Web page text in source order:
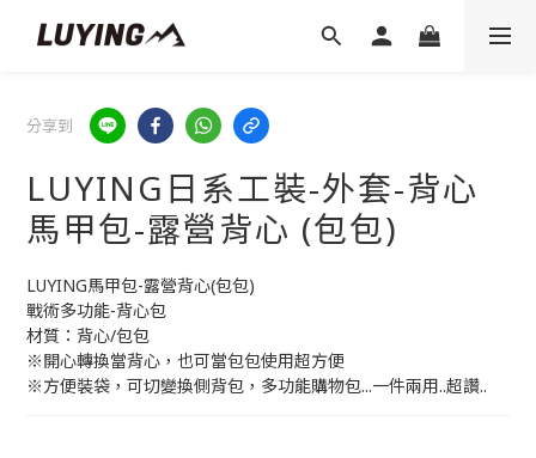
分享到
LUYING日系工裝-外套-背心
馬甲包-露營背心 (包包)
LUYING馬甲包-露營背心(包包)
戰術多功能-背心包
材質：背心/包包
※開心轉換當背心，也可當包包使用超方便
※方便裝袋，可切變換側背包，多功能購物包...一件兩用..超讚..